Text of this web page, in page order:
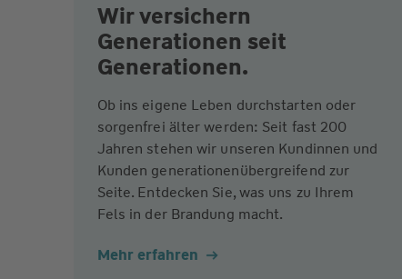
Wir versichern
Generationen seit
Generationen.
Ob ins eigene Leben durchstarten oder
sorgenfrei älter werden: Seit fast 200
Jahren stehen wir unseren Kundinnen und
Kunden generationenübergreifend zur
Seite. Entdecken Sie, was uns zu Ihrem
Fels in der Brandung macht.
Mehr erfahren